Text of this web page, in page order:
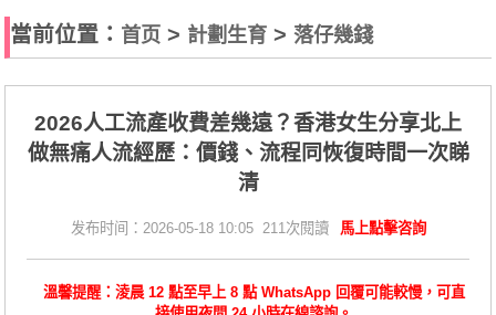
當前位置： 首页 > 計劃生育 >落仔幾錢
2026人工流產收費差幾遠？香港女生分享北上
做無痛人流經歷：價錢、流程同恢復時間一次睇
清
发布时间：2026-05-18 10:05 211次閱讀 馬上點擊咨詢
溫馨提醒：淩晨 12 點至早上 8 點 WhatsApp 回覆可能較慢，可直